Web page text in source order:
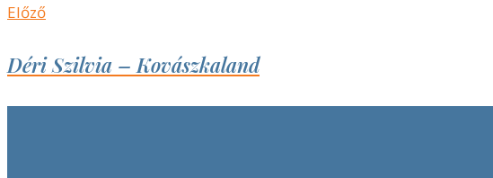
Előző
Déri Szilvia – Kovászkaland